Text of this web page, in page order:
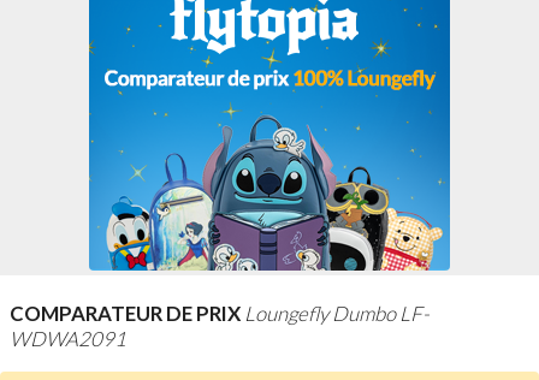
COMPARATEUR DE PRIX Loungefly Dumbo LF-
WDWA2091